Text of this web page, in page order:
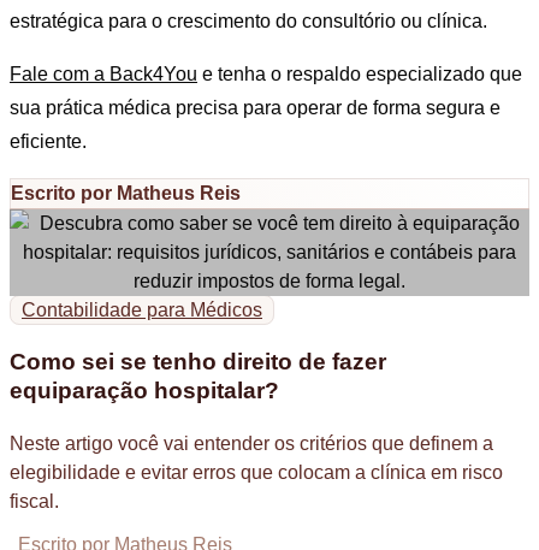
estratégica para o crescimento do consultório ou clínica.
Fale com a Back4You e tenha o respaldo especializado que
sua prática médica precisa para operar de forma segura e
eficiente.
Escrito por Matheus Reis
Contabilidade para Médicos
Como sei se tenho direito de fazer
equiparação hospitalar?
Neste artigo você vai entender os critérios que definem a
elegibilidade e evitar erros que colocam a clínica em risco
fiscal.
Escrito por Matheus Reis